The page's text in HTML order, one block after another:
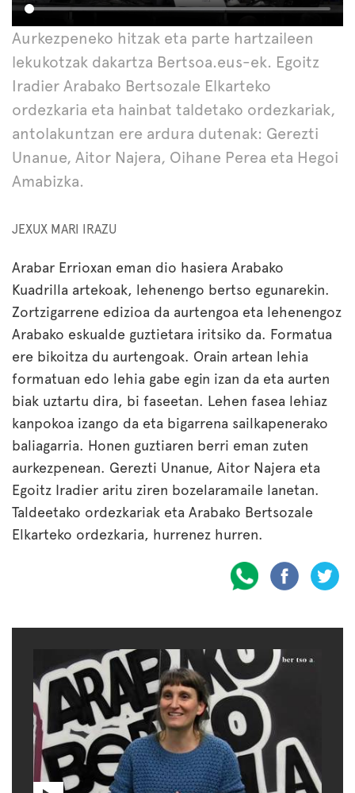
Aurkezpeneko hitzak eta parte hartzaileen
lekukotzak dakartza Bertsoa.eus-ek. Egoitz
Iradier Arabako Bertsozale Elkarteko
ordezkaria eta hainbat taldetako ordezkariak,
antolakuntzan ere ardura dutenak: Gerezti
Unanue, Aitor Najera, Oihane Perea eta Hegoi
Amabizka.
JEXUX MARI IRAZU
Arabar Errioxan eman dio hasiera Arabako
Kuadrilla artekoak, lehenengo bertso egunarekin.
Zortzigarrene edizioa da aurtengoa eta lehenengoz
Arabako eskualde guztietara iritsiko da. Formatua
ere bikoitza du aurtengoak. Orain artean lehia
formatuan edo lehia gabe egin izan da eta aurten
biak uztartu dira, bi faseetan. Lehen fasea lehiaz
kanpokoa izango da eta bigarrena sailkapenerako
baliagarria. Honen guztiaren berri eman zuten
aurkezpenean. Gerezti Unanue, Aitor Najera eta
Egoitz Iradier aritu ziren bozelaramaile lanetan.
Taldeetako ordezkariak eta Arabako Bertsozale
Elkarteko ordezkaria, hurrenez hurren.